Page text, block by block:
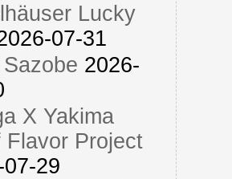
Lucky
07-31
2026-
X Yakima
Flavor Project
29